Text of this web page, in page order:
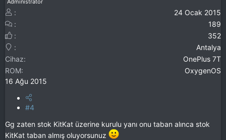
24 Ocak 2015
189
352
Antalya
Cihaz
OnePlus 7T
ROM
OxygenOS
16 Ağu 2015
#4
Gg zaten stok KitKat üzerine kurulu yanı onu taban alınca stok
KitKat taban almış oluyorsunuz